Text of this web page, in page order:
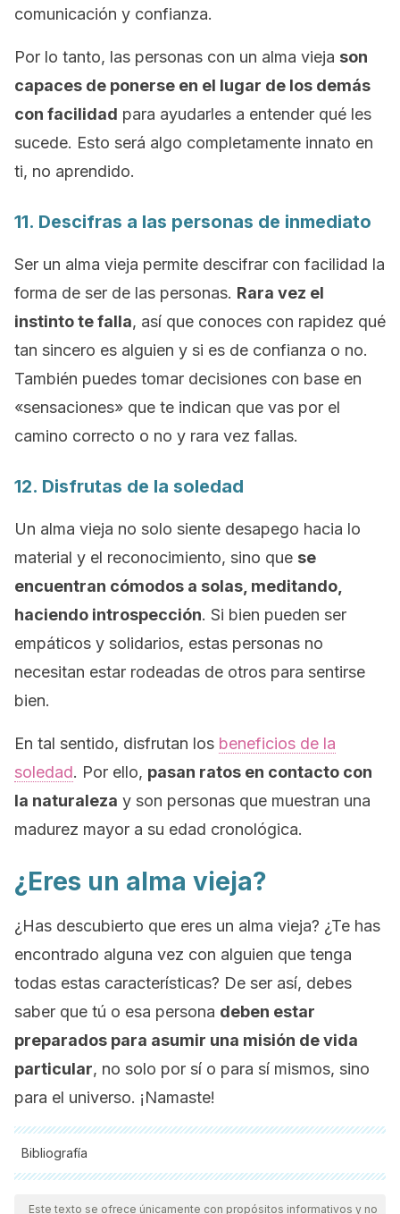
comunicación y confianza.
Por lo tanto, las personas con un alma vieja son
capaces de ponerse en el lugar de los demás
con facilidad para ayudarles a entender qué les
sucede. Esto será algo completamente innato en
ti, no aprendido.
11. Descifras a las personas de inmediato
Ser un alma vieja permite descifrar con facilidad la
forma de ser de las personas. Rara vez el
instinto te falla, así que conoces con rapidez qué
tan sincero es alguien y si es de confianza o no.
También puedes tomar decisiones con base en
«sensaciones» que te indican que vas por el
camino correcto o no y rara vez fallas.
12. Disfrutas de la soledad
Un alma vieja no solo siente desapego hacia lo
material y el reconocimiento, sino que se
encuentran cómodos a solas, meditando,
haciendo introspección. Si bien pueden ser
empáticos y solidarios, estas personas no
necesitan estar rodeadas de otros para sentirse
bien.
En tal sentido, disfrutan los beneficios de la
soledad. Por ello, pasan ratos en contacto con
la naturaleza y son personas que muestran una
madurez mayor a su edad cronológica.
¿Eres un alma vieja?
¿Has descubierto que eres un alma vieja? ¿Te has
encontrado alguna vez con alguien que tenga
todas estas características? De ser así, debes
saber que tú o esa persona deben estar
preparados para asumir una misión de vida
particular, no solo por sí o para sí mismos, sino
para el universo. ¡Namaste!
Bibliografía
Todas las fuentes citadas fueron revisadas a profundidad por
nuestro equipo, para asegurar su calidad, confiabilidad,
Este texto se ofrece únicamente con propósitos informativos y no